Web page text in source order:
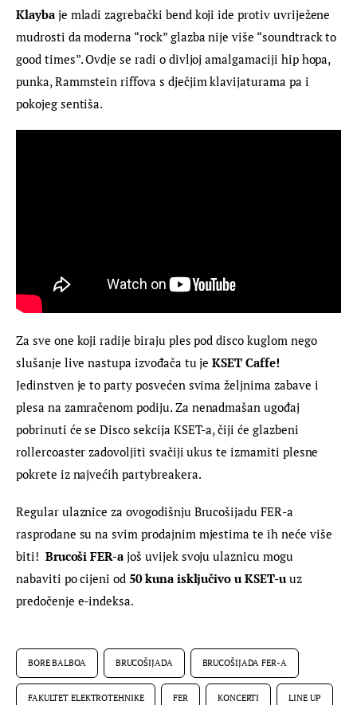
Klayba je mladi zagrebački bend koji ide protiv uvriježene
mudrosti da moderna “rock” glazba nije više “soundtrack to
good times”. Ovdje se radi o divljoj amalgamaciji hip hopa,
punka, Rammstein riffova s dječjim klavijaturama pa i
pokojeg sentiša.
Za sve one koji radije biraju ples pod disco kuglom nego
slušanje live nastupa izvođača tu je KSET Caffe!
Jedinstven je to party posvećen svima željnima zabave i
plesa na zamračenom podiju. Za nenadmašan ugođaj
pobrinuti će se Disco sekcija KSET-a, čiji će glazbeni
rollercoaster zadovoljiti svačiji ukus te izmamiti plesne
pokrete iz najvećih partybreakera.
Regular ulaznice za ovogodišnju Brucošijadu FER-a
rasprodane su na svim prodajnim mjestima te ih neće više
biti! Brucoši FER-a još uvijek svoju ulaznicu mogu
nabaviti po cijeni od 50 kuna isključivo u KSET-u uz
predočenje e-indeksa.
BORE BALBOA BRUCOŠIJADA BRUCOŠIJADA FER-A
FAKULTET ELEKTROTEHNIKE FER KONCERTI LINE UP